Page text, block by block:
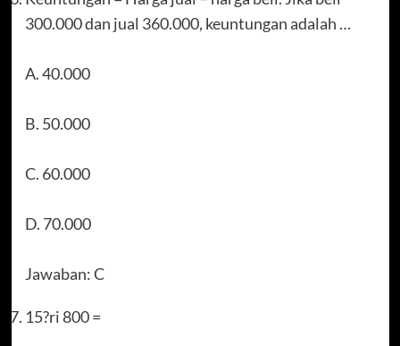
300.000 dan jual 360.000, keuntungan adalah …
A. 40.000
B. 50.000
C. 60.000
D. 70.000
Jawaban: C
15?ri 800 =